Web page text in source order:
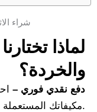
لماذا
والخردة؟
دفع نقدي فوري –
مكيفاتك المستعملة.